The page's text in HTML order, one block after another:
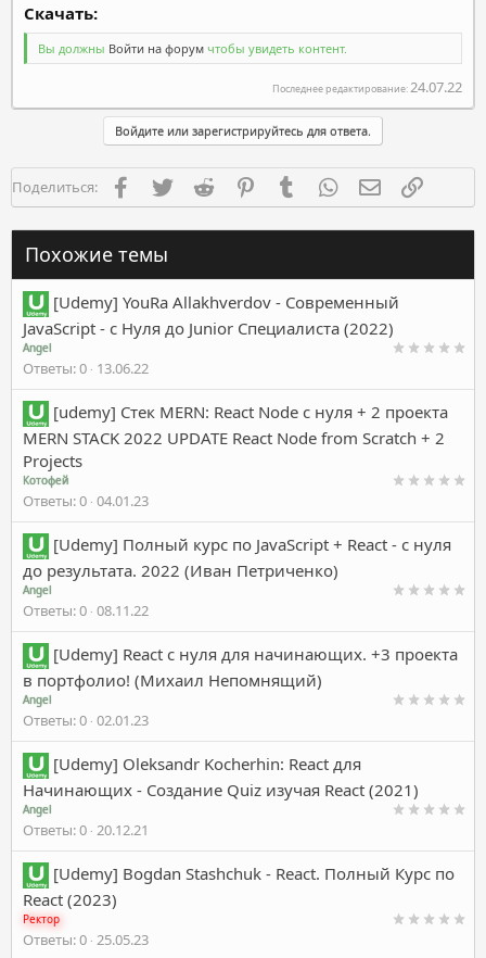
Скачать:​
Вы должны Войти на форум чтобы увидеть контент.
Последнее редактирование:24.07.22
Войдите или зарегистрируйтесь для ответа.
Поделиться: FacebookTwitter Reddit PinterestTumblr WhatsAppЭлектронная
Похожие темы
[Udemy] YouRa Allakhverdov - Современный
JavaScript - с Нуля до Junior Специалиста (2022)
Angel
Ответы 0 13.06.22
[udemy] Стек MERN: React Node с нуля + 2 проекта
MERN STACK 2022 UPDATE React Node from Scratch + 2
Projects
Котофей
Ответы 0 04.01.23
[Udemy] Полный курс по JavaScript + React - с нуля
до результата. 2022 (Иван Петриченко)
Angel
Ответы 0 08.11.22
[Udemy] React с нуля для начинающих. +3 проекта
в портфолио! (Михаил Непомнящий)
Angel
Ответы 0 02.01.23
[Udemy] Oleksandr Kocherhin: React для
Начинающих - Создание Quiz изучая React (2021)
Angel
Ответы 0 20.12.21
[Udemy] Bogdan Stashchuk - React. Полный Курс по
React (2023)
Ректор
Ответы 0 25.05.23